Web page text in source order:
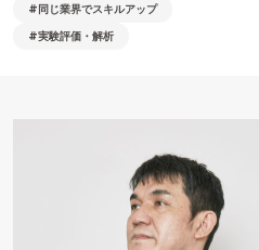
同じ業界でスキルアップ
実験評価・解析